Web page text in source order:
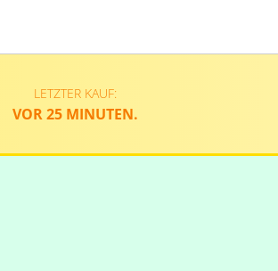
LETZTER KAUF:
VOR 25 MINUTEN.